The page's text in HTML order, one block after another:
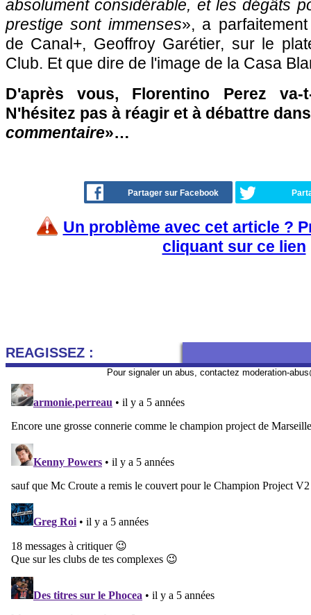
absolument considérable, et les dégâts
prestige sont immenses», a
de Canal+, Geoffroy Garétier, sur le
Club. Et que dire de l'image de la Casa
D'après vous, Florentino Perez
N'hésitez pas à réagir et à débattre
commentaire»…
Partager sur Facebook
Un problème avec cet article ?
cliquant sur ce lien
REAGISSEZ :
Pour signaler un abus, contactez moderation-